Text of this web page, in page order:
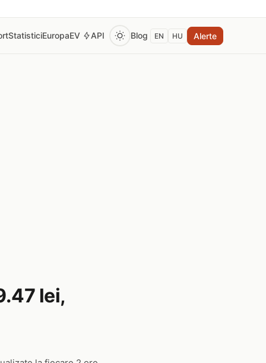
StatisticiEuropaEV API Blog EN HU Alerte
lei,